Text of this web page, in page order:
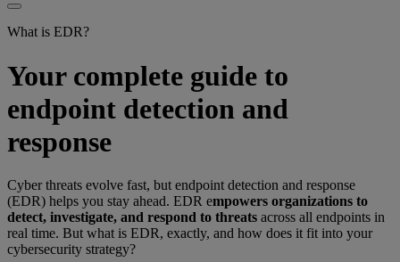
What is EDR?
Your complete guide to
endpoint detection and
response
Cyber threats evolve fast, but endpoint detection and response
(EDR) helps you stay ahead. EDR empowers organizations to
detect, investigate, and respond to threats across all endpoints in
real time. But what is EDR, exactly, and how does it fit into your
cybersecurity strategy?